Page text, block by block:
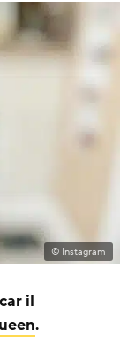
© Instagram
il
.